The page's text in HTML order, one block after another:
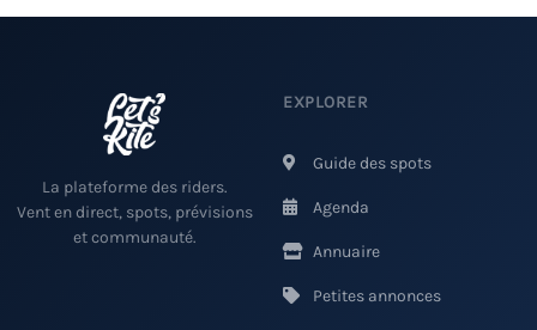
La plateforme des riders.
Vent en direct, spots, prévisions
et communauté.
EXPLORER
Guide des spots
Agenda
Annuaire
Petites annonces